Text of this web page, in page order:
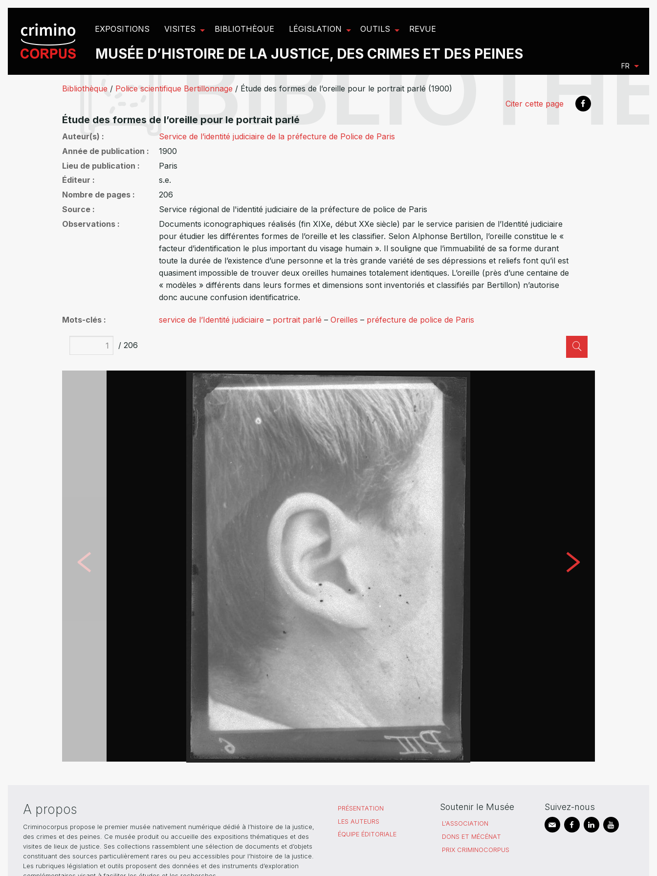
EXPOSITIONS VISITES BIBLIOTHÈQUE LÉGISLATION OUTILS REVUE
MUSÉE D’HISTOIRE DE LA JUSTICE, DES CRIMES ET DES PEINES
FR
Bibliothèque / Police scientifique Bertillonnage / Étude des formes de l’oreille pour le portrait parlé (1900)
Citer cette page
Étude des formes de l’oreille pour le portrait parlé
Auteur(s)
Service de l’identité judiciaire de la préfecture de Police de Paris
Année de publication
1900
Lieu de publication
Paris
Éditeur
s.e.
Nombre de pages
206
Source
Service régional de l'identité judiciaire de la préfecture de police de Paris
Observations
Documents iconographiques réalisés (fin XIXe, début XXe siècle) par le service parisien de l’Identité judiciaire
pour étudier les différentes formes de l’oreille et les classifier. Selon Alphonse Bertillon, l’oreille constitue le «
facteur d’identification le plus important du visage humain ». Il souligne que l’immuabilité de sa forme durant
toute la durée de l’existence d’une personne et la très grande variété de ses dépressions et reliefs font qu’il est
quasiment impossible de trouver deux oreilles humaines totalement identiques. L’oreille (près d’une centaine de
« modèles » différents dans leurs formes et dimensions sont inventoriés et classifiés par Bertillon) n’autorise
donc aucune confusion identificatrice.
Mots-clés service de l’Identité judiciaire – portrait parlé –Oreilles – préfecture de police de Paris
/ 206
A propos
Criminocorpus propose le premier musée nativement numérique dédié à l’histoire de la justice,
des crimes et des peines. Ce musée produit ou accueille des expositions thématiques et des
visites de lieux de justice. Ses collections rassemblent une sélection de documents et d’objets
constituant des sources particulièrement rares ou peu accessibles pour l’histoire de la justice.
Les rubriques législation et outils proposent des données et des instruments d’exploration
PRÉSENTATION
LES AUTEURS
ÉQUIPE ÉDITORIALE
Soutenir le Musée
L'ASSOCIATION
DONS ET MÉCÉNAT
PRIX CRIMINOCORPUS
Suivez-nous
Panneau de gestion des cookies